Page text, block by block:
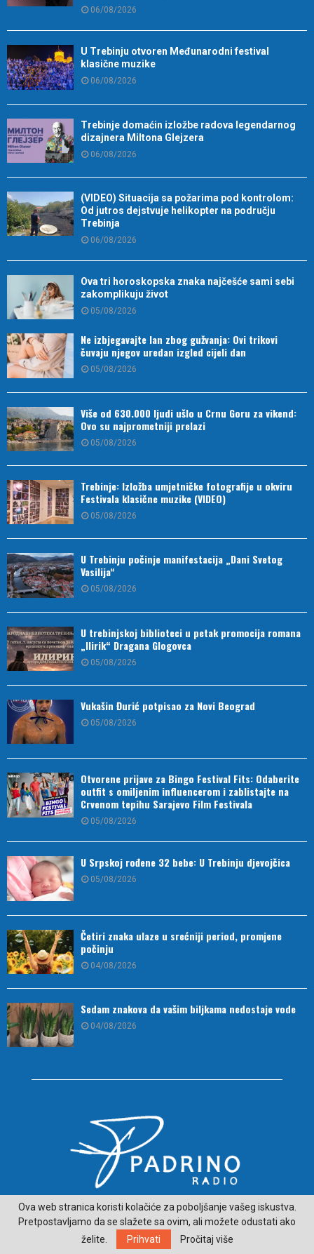
06/08/2026
U Trebinju otvoren Međunarodni festival
klasične muzike
06/08/2026
Trebinje domaćin izložbe radova legendarnog
dizajnera Miltona Glejzera
06/08/2026
(VIDEO) Situacija sa požarima pod kontrolom:
Od jutros dejstvuje helikopter na području
Trebinja
06/08/2026
Ova tri horoskopska znaka najčešće sami sebi
zakomplikuju život
05/08/2026
Ne izbjegavajte lan zbog gužvanja: Ovi trikovi
čuvaju njegov uredan izgled cijeli dan
05/08/2026
Više od 630.000 ljudi ušlo u Crnu Goru za vikend:
Ovo su najprometniji prelazi
05/08/2026
Trebinje: Izložba umjetničke fotografije u okviru
Festivala klasične muzike (VIDEO)
05/08/2026
U Trebinju počinje manifestacija „Dani Svetog
Vasilija“
05/08/2026
U trebinjskoj biblioteci u petak promocija romana
„Ilirik“ Dragana Glogovca
05/08/2026
Vukašin Đurić potpisao za Novi Beograd
05/08/2026
Otvorene prijave za Bingo Festival Fits: Odaberite
outfit s omiljenim influencerom i zablistajte na
Crvenom tepihu Sarajevo Film Festivala
05/08/2026
U Srpskoj rođene 32 bebe: U Trebinju djevojčica
05/08/2026
Četiri znaka ulaze u srećniji period, promjene
počinju
04/08/2026
Sedam znakova da vašim biljkama nedostaje vode
04/08/2026
O NAMA
ČITAJ VIJESTI SA LJEPŠE STRANE HERCEGOVINE - padrino.ba
Ova web stranica koristi kolačiće za poboljšanje vašeg iskustva.
Pretpostavljamo da se slažete sa ovim, ali možete odustati ako
želite.
Prihvati Pročitaj više